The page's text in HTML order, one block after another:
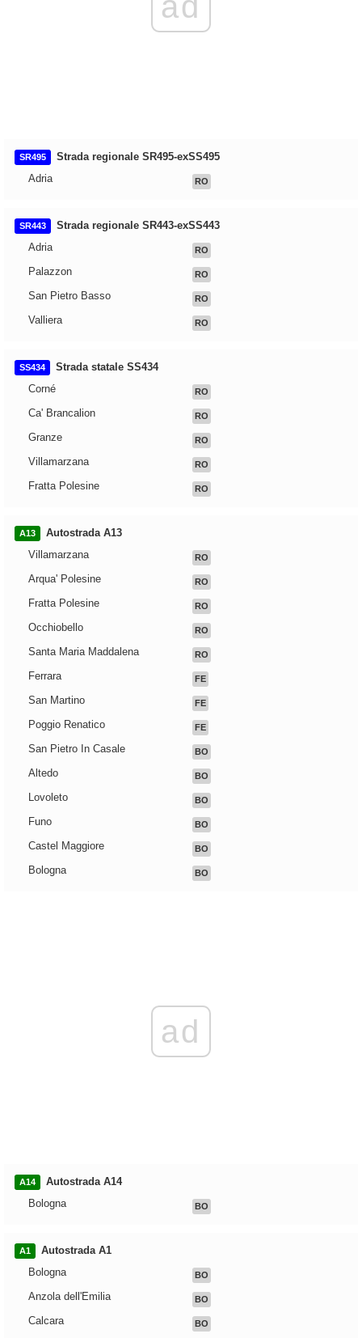
SR495
Strada regionale SR495-exSS495
Adria
RO
SR443
Strada regionale SR443-exSS443
Adria
RO
Palazzon RO
San Pietro Basso RO
Valliera RO
SS434
Strada statale SS434
Corné
RO
Ca' Brancalion RO
Granze RO
Villamarzana RO
Fratta Polesine RO
A13
Autostrada A13
Villamarzana
RO
Arqua' Polesine RO
Fratta Polesine RO
Occhiobello RO
Santa Maria Maddalena RO
Ferrara FE
San Martino FE
Poggio Renatico FE
San Pietro In Casale BO
Altedo BO
Lovoleto BO
Funo BO
Castel Maggiore BO
Bologna BO
ad
A14
Autostrada A14
Bologna
BO
A1
Autostrada A1
Bologna
BO
Anzola dell'Emilia BO
Calcara BO